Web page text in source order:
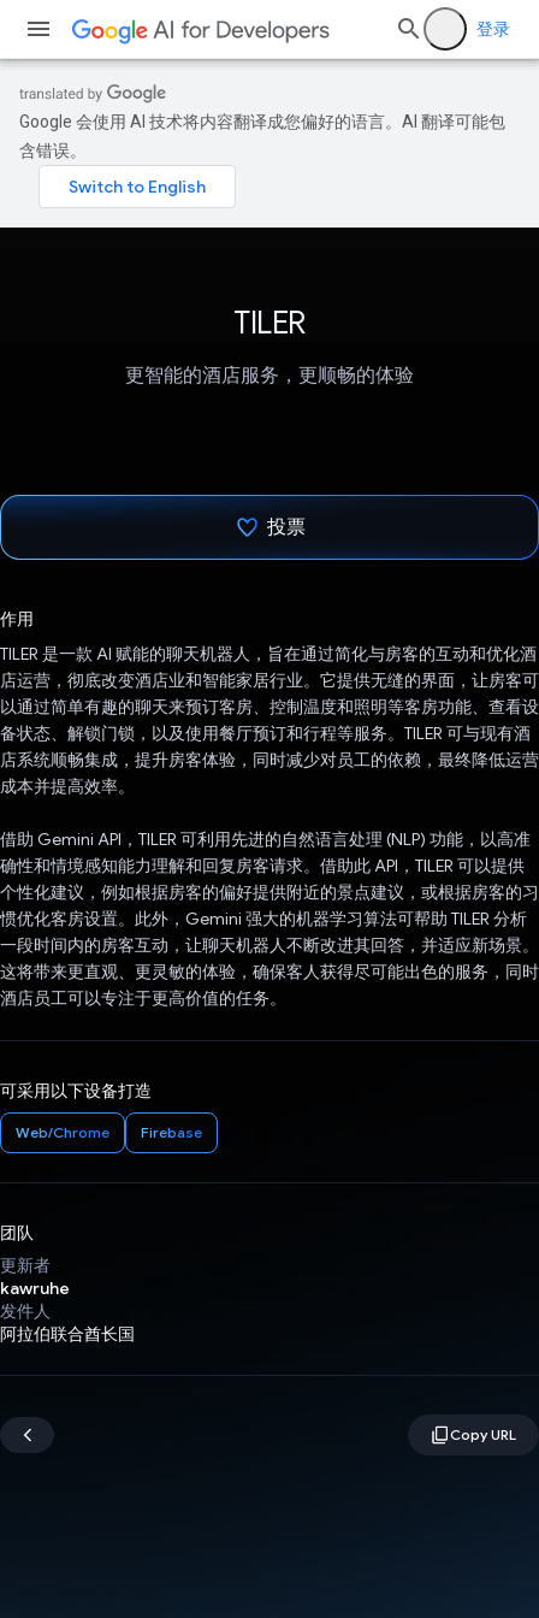
登录
Google 会使用 AI 技术将内容翻译成您偏好的语言。AI 翻译可能包
含错误。
TILER
更智能的酒店服务，更顺畅的体验
投票
作用
TILER 是一款 AI 赋能的聊天机器人，旨在通过简化与房客的互动和优化酒
店运营，彻底改变酒店业和智能家居行业。它提供无缝的界面，让房客可
以通过简单有趣的聊天来预订客房、控制温度和照明等客房功能、查看设
备状态、解锁门锁，以及使用餐厅预订和行程等服务。TILER 可与现有酒
店系统顺畅集成，提升房客体验，同时减少对员工的依赖，最终降低运营
成本并提高效率。
借助 Gemini API，TILER 可利用先进的自然语言处理 (NLP) 功能，以高准
确性和情境感知能力理解和回复房客请求。借助此 API，TILER 可以提供
个性化建议，例如根据房客的偏好提供附近的景点建议，或根据房客的习
惯优化客房设置。此外，Gemini 强大的机器学习算法可帮助 TILER 分析
一段时间内的房客互动，让聊天机器人不断改进其回答，并适应新场景。
这将带来更直观、更灵敏的体验，确保客人获得尽可能出色的服务，同时
酒店员工可以专注于更高价值的任务。
可采用以下设备打造
Web/Chrome Firebase
团队
更新者
kawruhe
发件人
阿拉伯联合酋长国